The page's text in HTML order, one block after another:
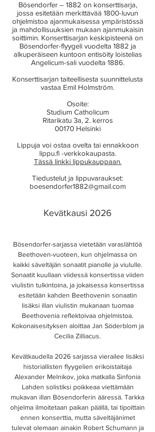
Bösendorfer – 1882 on konserttisarja,
jossa esitetään merkittävää 1800-luvun
ohjelmistoa ajanmukaisessa ympäristössä
ja mahdollisuuksien mukaan ajanmukaisin
soittimin. Konserttisarjan keskipisteenä on
Bösendorfer-flyygeli vuodelta 1882 ja
alkuperäiseen kuntoon entisöity loistelias
Angelicum-sali vuodelta 1886.
Konserttisarjan taiteellisesta suunnittelusta
vastaa Emil Holmström.
Osoite:
Studium Catholicum
Ritarikatu 3a, 2. kerros
00170 Helsinki
Lippuja voi ostaa ovelta tai ennakkoon
lippu.fi -verkkokaupasta.
Tässä linkki lippukauppaan.
Tiedustelut ja lippuvaraukset:
boesendorfer1882@gmail.com
Kevätkausi 2026
Bösendorfer-sarjassa vietetään varaslähtöä
Beethoven-vuoteen, kun ohjelmassa on
kaikki säveltäjän sonaatit pianolle ja viululle.
Sonaatit kuullaan viidessä konsertissa viiden
viulistin tulkintoina, ja jokaisessa konsertissa
esitetään kahden Beethovenin sonaatin
lisäksi illan viulistin mukanaan tuomaa
Beethovenia reflektoivaa ohjelmistoa.
Kokonaisesityksen aloittaa Jan Söderblom ja
Cecilia Zilliacus.
Kevätkaudella 2026 sarjassa vierailee lisäksi
historiallisten flyygelien erikoistaitaja
Alexander Melnikov, joka matkalla Sinfonia
Lahden solistiksi poikkeaa viettämään
mukavan illan Bösendorferin ääressä. Tarkka
ohjelma ilmoitetaan paikan päällä, tai tipoittain
ennen konserttia, mutta säveltäjänimet
tulevat olemaan ainakin Robert Schumann ja